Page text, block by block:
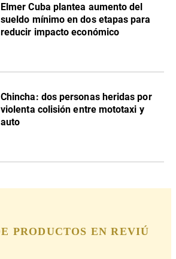
Elmer Cuba plantea aumento del
sueldo mínimo en dos etapas para
reducir impacto económico
Chincha: dos personas heridas por
violenta colisión entre mototaxi y
auto